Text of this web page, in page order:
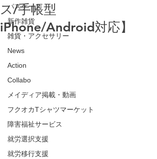
パスケース
新作雑貨
雑貨・アクセサリー
News
Action
Collabo
メイディア掲載・動画
フクオカTシャツマーケット
障害福祉サービス
就労選択支援
就労移行支援
ス/手帳型
iPhone/Android対応】